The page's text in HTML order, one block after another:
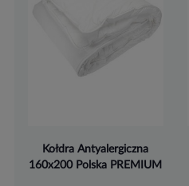
Kołdra Antyalergiczna
160x200 Polska PREMIUM